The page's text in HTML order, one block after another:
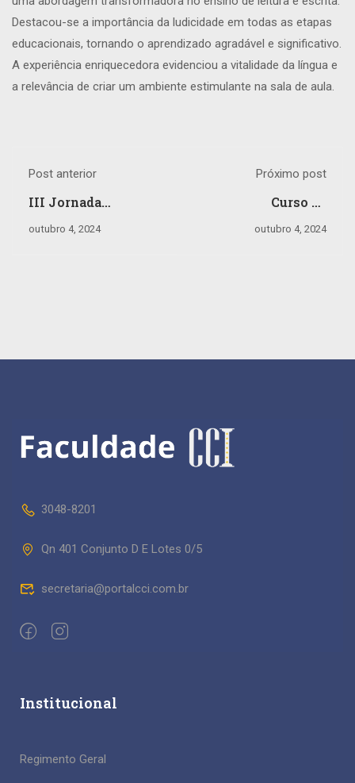
Destacou-se a importância da ludicidade em todas as etapas
educacionais, tornando o aprendizado agradável e significativo.
A experiência enriquecedora evidenciou a vitalidade da língua e
a relevância de criar um ambiente estimulante na sala de aula.
Post anterior
III Jornada
Acadêmica
outubro 4, 2024
Próximo post
Curso de
Administração da
outubro 4, 2024
3048-8201
Qn 401 Conjunto D E Lotes 0/5
secretaria@portalcci.com.br
Institucional
Regimento Geral